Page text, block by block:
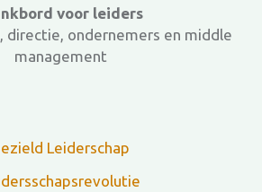
voor leiders
directie, ondernemers en middle
management
Leiderschap